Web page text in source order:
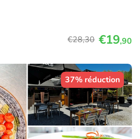
€28,30 €19,90
37% réduction